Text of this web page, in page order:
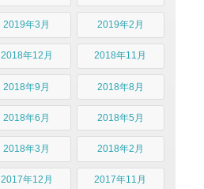
2019年3月 2019年2月
2018年12月 2018年11月
2018年9月 2018年8月
2018年6月 2018年5月
2018年3月 2018年2月
2017年12月 2017年11月